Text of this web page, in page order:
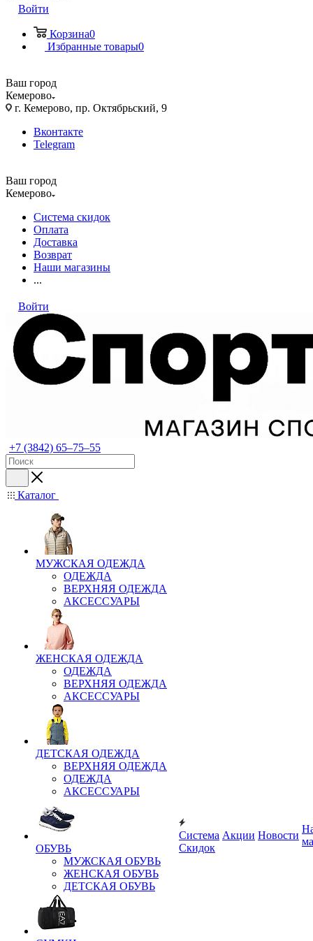
Войти
Корзина0
Избранные товары0
Ваш город
Кемерово
г. Кемерово, пр. Октябрьский, 9
Вконтакте
Telegram
Ваш город
Кемерово
Система скидок
Оплата
Доставка
Возврат
Наши магазины
...
Войти
+7 (3842) 65–75–55
Каталог
МУЖСКАЯ ОДЕЖДА
ОДЕЖДА
ВЕРХНЯЯ ОДЕЖДА
АКСЕССУАРЫ
ЖЕНСКАЯ ОДЕЖДА
ОДЕЖДА
ВЕРХНЯЯ ОДЕЖДА
АКСЕССУАРЫ
ДЕТСКАЯ ОДЕЖДА
ВЕРХНЯЯ ОДЕЖДА
ОДЕЖДА
АКСЕССУАРЫ
ОБУВЬ
МУЖСКАЯ ОБУВЬ
ЖЕНСКАЯ ОБУВЬ
ДЕТСКАЯ ОБУВЬ
Система
Скидок
Акции Новости